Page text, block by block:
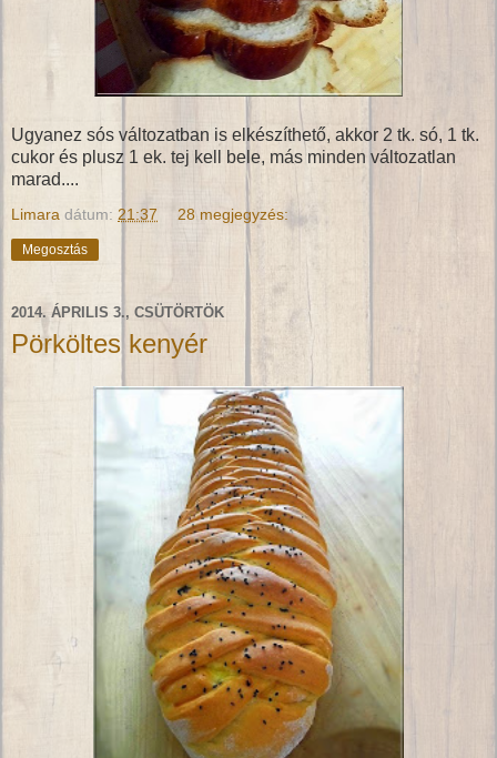
Ugyanez sós változatban is elkészíthető, akkor 2 tk. só, 1 tk.
cukor és plusz 1 ek. tej kell bele, más minden változatlan
marad....
Limara dátum: 21:37 28 megjegyzés:
Megosztás
2014. ÁPRILIS 3., CSÜTÖRTÖK
Pörköltes kenyér